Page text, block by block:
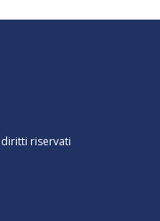
riservati